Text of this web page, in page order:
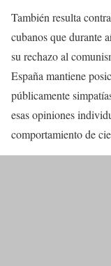
También resulta
cubanos que durante
su rechazo al
España mantiene
públicamente
esas opiniones
comportamiento de